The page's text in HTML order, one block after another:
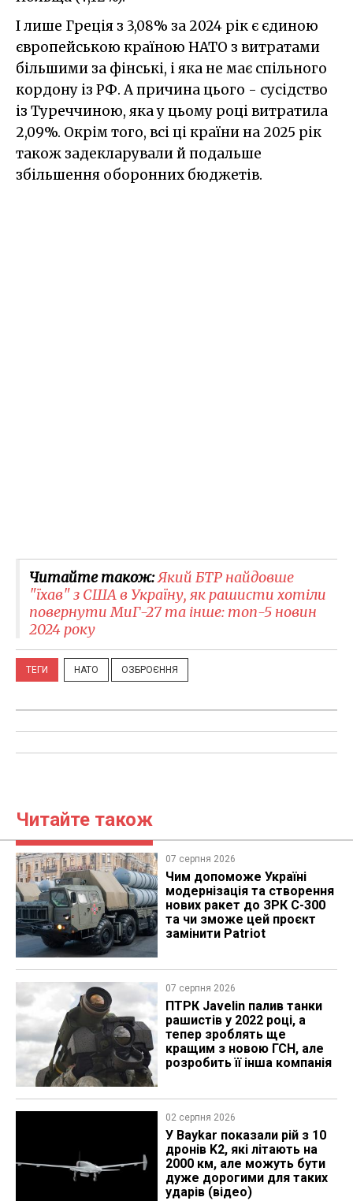
І лише Греція з 3,08% за 2024 рік є єдиною
європейською країною НАТО з витратами
більшими за фінські, і яка не має спільного
кордону із РФ. А причина цього - сусідство
із Туреччиною, яка у цьому році витратила
2,09%. Окрім того, всі ці країни на 2025 рік
також задекларували й подальше
збільшення оборонних бюджетів.
Читайте також:Який БТР найдовше
"їхав" з США в Україну, як рашисти хотіли
повернути МиГ-27 та інше: топ-5 новин
2024 року
ТЕГИ НАТО ОЗБРОЄННЯ
Читайте також
07 серпня 2026
Чим допоможе Україні
модернізація та створення
нових ракет до ЗРК С-300
та чи зможе цей проєкт
замінити Patriot
07 серпня 2026
ПТРК Javelin палив танки
рашистів у 2022 році, а
тепер зроблять ще
кращим з новою ГСН, але
розробить її інша компанія
02 серпня 2026
У Baykar показали рій з 10
дронів K2, які літають на
2000 км, але можуть бути
дуже дорогими для таких
ударів (відео)